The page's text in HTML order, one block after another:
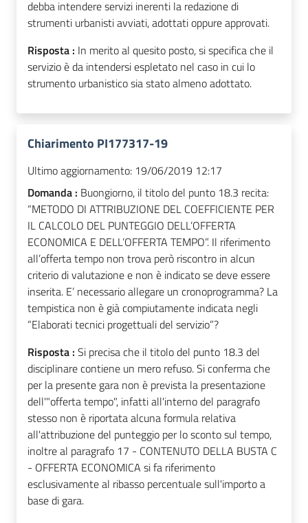
debba intendere servizi inerenti la redazione di
strumenti urbanisti avviati, adottati oppure approvati.
Risposta : In merito al quesito posto, si specifica che il
servizio è da intendersi espletato nel caso in cui lo
strumento urbanistico sia stato almeno adottato.
Chiarimento PI177317-19
Ultimo aggiornamento: 19/06/2019 12:17
Domanda : Buongiorno, il titolo del punto 18.3 recita:
“METODO DI ATTRIBUZIONE DEL COEFFICIENTE PER
IL CALCOLO DEL PUNTEGGIO DELL’OFFERTA
ECONOMICA E DELL’OFFERTA TEMPO”. Il riferimento
all’offerta tempo non trova però riscontro in alcun
criterio di valutazione e non è indicato se deve essere
inserita. E’ necessario allegare un cronoprogramma? La
tempistica non è già compiutamente indicata negli
“Elaborati tecnici progettuali del servizio”?
Risposta : Si precisa che il titolo del punto 18.3 del
disciplinare contiene un mero refuso. Si conferma che
per la presente gara non è prevista la presentazione
dell'"offerta tempo", infatti all'interno del paragrafo
stesso non è riportata alcuna formula relativa
all'attribuzione del punteggio per lo sconto sul tempo,
inoltre al paragrafo 17 - CONTENUTO DELLA BUSTA C
- OFFERTA ECONOMICA si fa riferimento
esclusivamente al ribasso percentuale sull'importo a
base di gara.